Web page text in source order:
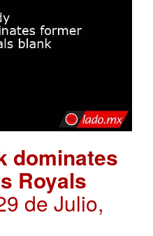
dominates
Royals
de Julio,